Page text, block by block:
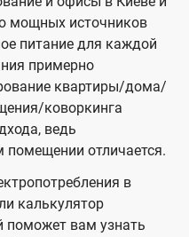
мощных источников
питание для каждой
примерно
квартиры/дома/
коворкинга
ведь
помещении отличается.
в
калькулятор
поможет вам узнать